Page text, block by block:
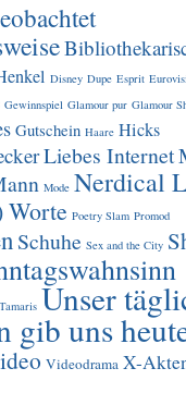
Disney Dupe Esprit
Gewinnspiel Glamour pur Glamour
Gutschein Haare Hicks
Liebes Internet
Mode Nerdical
Worte Poetry Slam Promod
Schuhe Sex and the City
Tamaris Unser
gib uns
Videodrama X-